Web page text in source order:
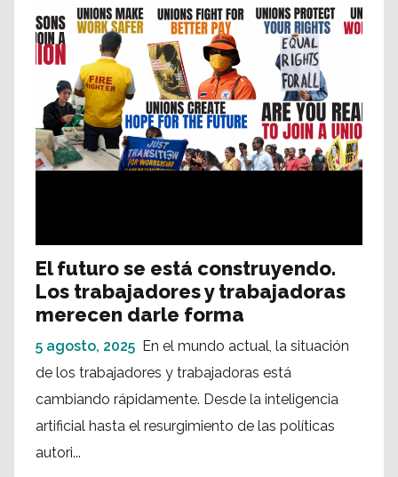
El futuro se está construyendo.
Los trabajadores y trabajadoras
merecen darle forma
5 agosto, 2025 En el mundo actual, la situación
de los trabajadores y trabajadoras está
cambiando rápidamente. Desde la inteligencia
artificial hasta el resurgimiento de las políticas
autori...